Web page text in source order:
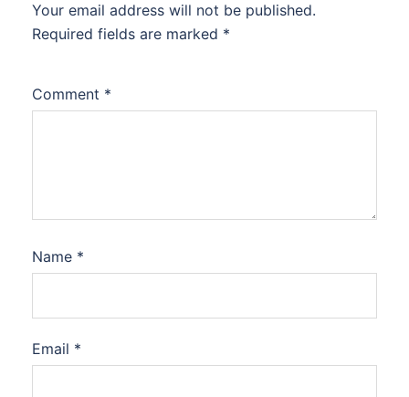
Your email address will not be published.
Required fields are marked *
Comment *
Name *
Email *